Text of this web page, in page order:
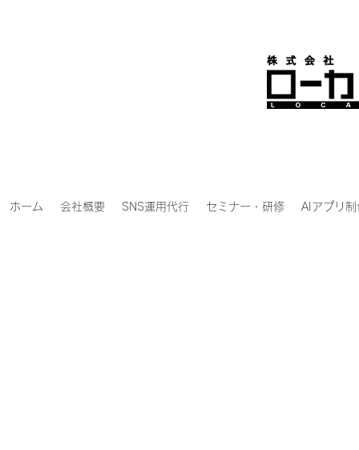
ホーム 会社概要 SNS運用代行 セミナー・研修 AIアプリ制